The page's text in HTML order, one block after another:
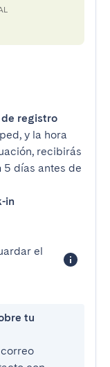
registro
y la hora
recibirás
5 días antes de
in
el
tu